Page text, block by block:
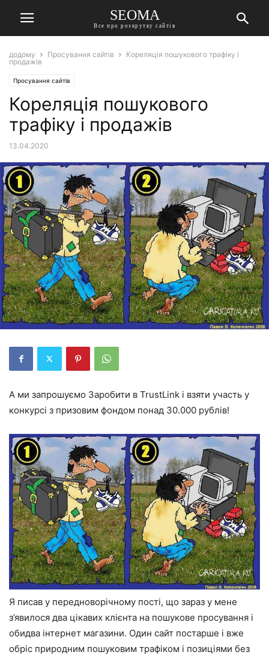
SEOMA
Все про розкрутку сайтів
додому Просування сайтів
Кореляція пошукового трафіку і
продажів
Просування сайтів
Кореляція пошукового
трафіку і продажів
13.04.2020
А ми запрошуємо Заробити в TrustLink і взяти участь у
конкурсі з призовим фондом понад 30.000 рублів!
Я писав у передноворічному пості, що зараз у мене
з’явилося два цікавих клієнта на пошукове просування і
обидва інтернет магазини. Один сайт постарше і вже
обріс природним пошуковим трафіком і позиціями без